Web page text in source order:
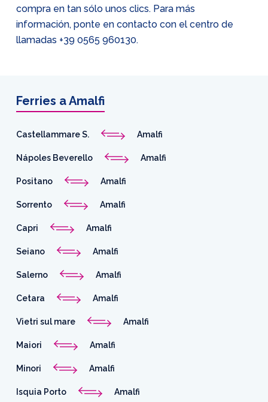
compra en tan sólo unos clics. Para más
información, ponte en contacto con el centro de
llamadas +39 0565 960130.
Ferries a Amalfi
Castellammare S. Amalfi
Nápoles Beverello Amalfi
Positano Amalfi
Sorrento Amalfi
Capri Amalfi
Seiano Amalfi
Salerno Amalfi
Cetara Amalfi
Vietri sul mare Amalfi
Maiori Amalfi
Minori Amalfi
Isquia Porto Amalfi